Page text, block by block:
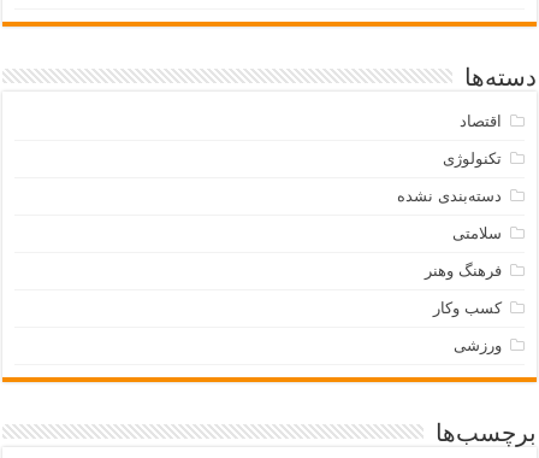
دسته‌ها
اقتصاد
تکنولوژی
دسته‌بندی نشده
سلامتی
فرهنگ وهنر
کسب وکار
ورزشی
برچسب‌ها